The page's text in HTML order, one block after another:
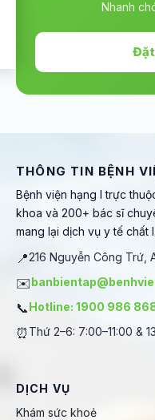
Nhanh
Đặt
THÔNG TIN BỆNH
Bệnh viện hạng I trực
khoa và 200+ bác sĩ
mang lại dịch vụ y tế chất
📍216 Nguyễn Công Trứ,
✉️
📞Hotline: 1900 986
⏰ Thứ 2–6: 7:00–11:00 &
DỊCH VỤ
Khám sức khoẻ